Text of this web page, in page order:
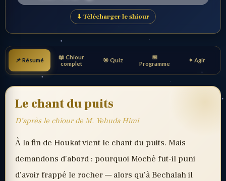
⬇ Télécharger le shiour
📌 Résumé
📖 Chiour
complet
🎯 Quiz
📅
Programme
✦ Agir
Le chant du puits
D’après le chiour de M. Yehuda Himi
À la fin de Houkat vient le chant du puits. Mais
demandons d’abord : pourquoi Moché fut-il puni
d’avoir frappé le rocher — alors qu’à Bechalah il